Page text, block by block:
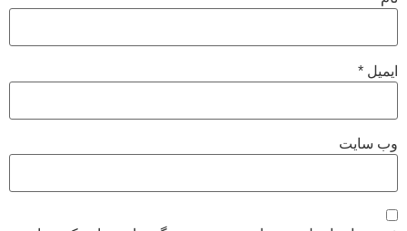
ایمیل *
وب‌ سایت